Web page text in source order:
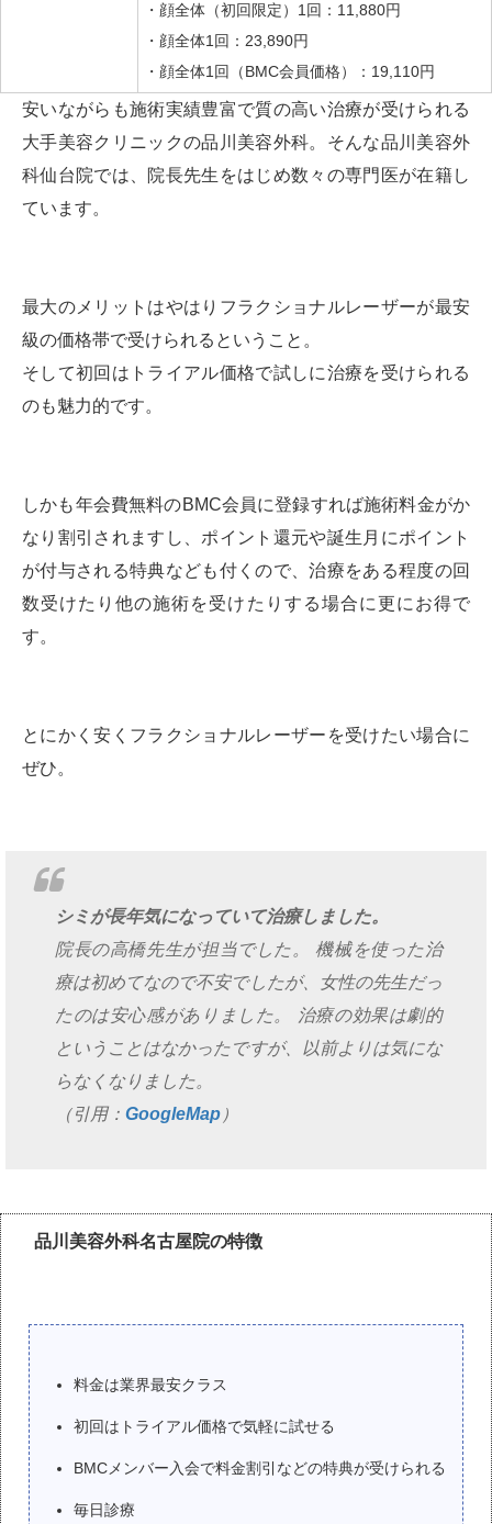
・顔全体（初回限定）1回：11,880円
・顔全体1回：23,890円
・顔全体1回（BMC会員価格）：19,110円
安いながらも施術実績豊富で質の高い治療が受けられる
大手美容クリニックの品川美容外科。そんな品川美容外
科仙台院では、院長先生をはじめ数々の専門医が在籍し
ています。
最大のメリットはやはりフラクショナルレーザーが最安
級の価格帯で受けられるということ。
そして初回はトライアル価格で試しに治療を受けられる
のも魅力的です。
しかも年会費無料のBMC会員に登録すれば施術料金がか
なり割引されますし、ポイント還元や誕生月にポイント
が付与される特典なども付くので、治療をある程度の回
数受けたり他の施術を受けたりする場合に更にお得で
す。
とにかく安くフラクショナルレーザーを受けたい場合に
ぜひ。
シミが長年気になっていて治療しました。
院長の高橋先生が担当でした。 機械を使った治
療は初めてなので不安でしたが、女性の先生だっ
たのは安心感がありました。 治療の効果は劇的
ということはなかったですが、以前よりは気にな
らなくなりました。
（引用： GoogleMap ）
品川美容外科名古屋院の特徴
料金は業界最安クラス
初回はトライアル価格で気軽に試せる
BMCメンバー入会で料金割引などの特典が受けられる
毎日診療